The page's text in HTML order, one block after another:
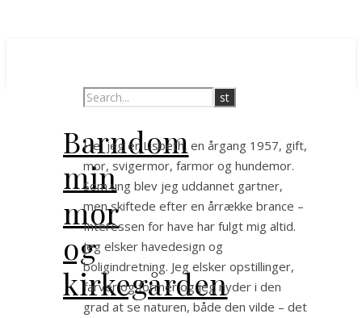
Barndom
min
mor
og
kirkegården
Hej jeg er Lisbeth, en årgang 1957, gift,
mor, svigermor, farmor og hundemor.
Som ung blev jeg uddannet gartner,
men skiftede efter en årrække brance –
Interessen for have har fulgt mig altid.
Jeg elsker havedesign og
boligindretning. Jeg elsker opstillinger,
farver og former og jeg nyder i den
grad at se naturen, både den vilde – det